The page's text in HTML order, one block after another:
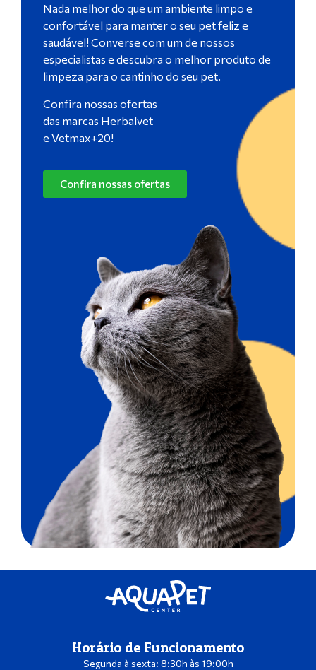
Nada melhor do que um ambiente limpo e
confortável para manter o seu pet feliz e
saudável! Converse com um de nossos
especialistas e descubra o melhor produto de
limpeza para o cantinho do seu pet.
Confira nossas ofertas
das marcas Herbalvet
e Vetmax+20!
Confira nossas ofertas
Horário de Funcionamento
Segunda à sexta: 8:30h às 19:00h